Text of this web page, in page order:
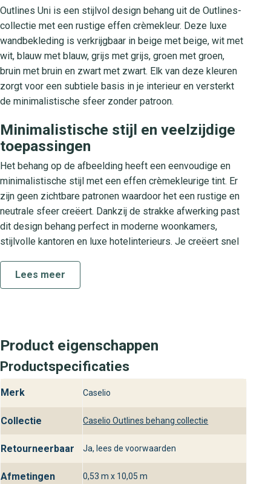
Outlines Uni is een stijlvol design behang uit de Outlines-
collectie met een rustige effen crèmekleur. Deze luxe
wandbekleding is verkrijgbaar in beige met beige, wit met
wit, blauw met blauw, grijs met grijs, groen met groen,
bruin met bruin en zwart met zwart. Elk van deze kleuren
zorgt voor een subtiele basis in je interieur en versterkt
de minimalistische sfeer zonder patroon.
Minimalistische stijl en veelzijdige
toepassingen
Het behang op de afbeelding heeft een eenvoudige en
minimalistische stijl met een effen crèmekleurige tint. Er
zijn geen zichtbare patronen waardoor het een rustige en
neutrale sfeer creëert. Dankzij de strakke afwerking past
dit design behang perfect in moderne woonkamers,
stijlvolle kantoren en luxe hotelinterieurs. Je creëert snel
De Outlines-collectie: Tijdloos en
effen variant is zorgvuldig geselecteerd om jouw interieur
net dat beetje extra uitstraling te geven. Met Outlines Uni
kies je voor een tijdloze en verfijnde wandbekleding die
jarenlang meegaat en aansluit bij de laatste
Uni
Outlines Uni is gemaakt van hoogwaardig niet-geweven
Lees meer
Product eigenschappen
Productspecificaties
Merk Caselio
Collectie Caselio Outlines behang collectie
Retourneerbaar Ja, lees de voorwaarden
Afmetingen 0,53 m x 10,05 m